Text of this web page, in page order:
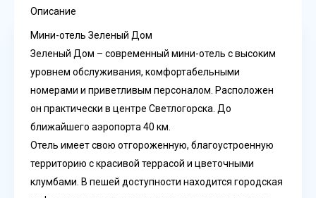
Описание
Мини-отель Зеленый Дом
Зеленый Дом – современный мини-отель с высоким
уровнем обслуживания, комфортабельными
номерами и приветливым персоналом. Расположен
он практически в центре Светлогорска. До
ближайшего аэропорта 40 км.
Отель имеет свою отгороженную, благоустроенную
территорию с красивой террасой и цветочными
клумбами. В пешей доступности находится городская